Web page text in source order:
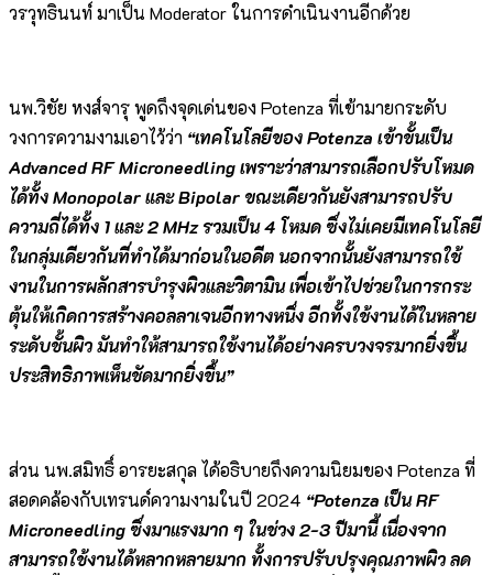
วรวุทธินนท์ มาเป็น Moderator ในการดำเนินงานอีกด้วย
นพ.วิชัย หงส์จารุ พูดถึงจุดเด่นของ Potenza ที่เข้ามายกระดับ
วงการความงามเอาไว้ว่า “เทคโนโลยีของ Potenza เข้าขั้นเป็น
Advanced RF Microneedling เพราะว่าสามารถเลือกปรับโหมด
ได้ทั้ง Monopolar และ Bipolar ขณะเดียวกันยังสามารถปรับ
ความถี่ได้ทั้ง 1 และ 2 MHz รวมเป็น 4 โหมด ซึ่งไม่เคยมีเทคโนโลยี
ในกลุ่มเดียวกันที่ทำได้มาก่อนในอดีต นอกจากนั้นยังสามารถใช้
งานในการผลักสารบำรุงผิวและวิตามิน เพื่อเข้าไปช่วยในการกระ
ตุ้นให้เกิดการสร้างคอลลาเจนอีกทางหนึ่ง อีกทั้งใช้งานได้ในหลาย
ระดับชั้นผิว มันทำให้สามารถใช้งานได้อย่างครบวงจรมากยิ่งขึ้น
ประสิทธิภาพเห็นชัดมากยิ่งขึ้น”
ส่วน นพ.สมิทธิ์ อารยะสกุล ได้อธิบายถึงความนิยมของ Potenza ที่
สอดคล้องกับเทรนด์ความงามในปี 2024 “Potenza เป็น RF
Microneedling ซึ่งมาแรงมาก ๆ ในช่วง 2-3 ปีมานี้ เนื่องจาก
สามารถใช้งานได้หลากหลายมาก ทั้งการปรับปรุงคุณภาพผิว ลด